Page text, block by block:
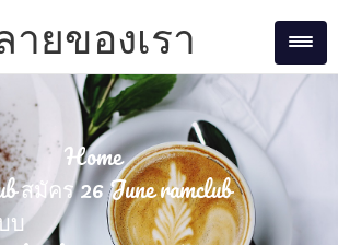
ยของเรา
Home
สมัคร 26 June ramclub
บ